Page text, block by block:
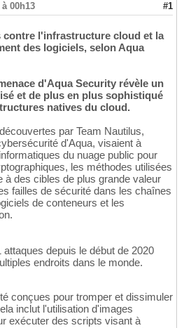
à 00h13 #1
contre l'infrastructure cloud et la
des logiciels, selon Aqua
d'Aqua Security révèle un
et de plus en plus sophistiqué
natives du cloud.
par Team Nautilus,
d'Aqua, visaient à
du nuage public pour
les méthodes utilisées
à des cibles de plus grande valeur
failles de sécurité dans les chaînes
de conteneurs et les
depuis le début de 2020
endroits dans le monde.
conçues pour tromper et dissimuler
inclut l'utilisation d'images
exécuter des scripts visant à